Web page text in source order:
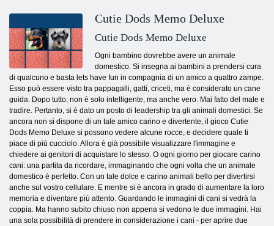
Cutie Dods Memo Deluxe
Cutie Dods Memo Deluxe
Ogni bambino dovrebbe avere un animale
domestico. Si insegna ai bambini a prendersi cura
di qualcuno e basta lets have fun in compagnia di un amico a quattro zampe.
Esso può essere visto tra pappagalli, gatti, criceti, ma è considerato un cane
guida. Dopo tutto, non è solo intelligente, ma anche vero. Mai fatto del male e
tradire. Pertanto, si è dato un posto di leadership tra gli animali domestici. Se
ancora non si dispone di un tale amico carino e divertente, il gioco Cutie
Dods Memo Deluxe si possono vedere alcune rocce, e decidere quale ti
piace di più cucciolo. Allora è già possibile visualizzare l'immagine e
chiedere ai genitori di acquistare lo stesso. O ogni giorno per giocare carino
cani: una partita da ricordare, immaginando che ogni volta che un animale
domestico è perfetto. Con un tale dolce e carino animali bello per divertirsi
anche sul vostro cellulare. E mentre si è ancora in grado di aumentare la loro
memoria e diventare più attento. Guardando le immagini di cani si vedrà la
coppia. Ma hanno subito chiuso non appena si vedono le due immagini. Hai
una sola possibilità di prendere in considerazione i cani - per aprire due